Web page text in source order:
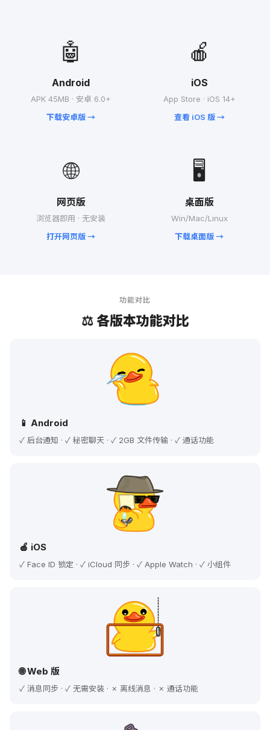
🤖
Android
APK 45MB · 安卓 6.0+
下载安卓版 →
🍎
iOS
App Store · iOS 14+
查看 iOS 版 →
🌐
网页版
浏览器即用 · 无安装
打开网页版 →
🖥️
桌面版
Win/Mac/Linux
下载桌面版 →
功能对比
⚖️ 各版本功能对比
📱 Android
✓ 后台通知 · ✓ 秘密聊天 · ✓ 2GB 文件传输 · ✓ 通话功能
🍎 iOS
✓ Face ID 锁定 · ✓ iCloud 同步 · ✓ Apple Watch · ✓ 小组件
🌐 Web 版
✓ 消息同步 · ✓ 无需安装 · ✗ 离线消息 · ✗ 通话功能